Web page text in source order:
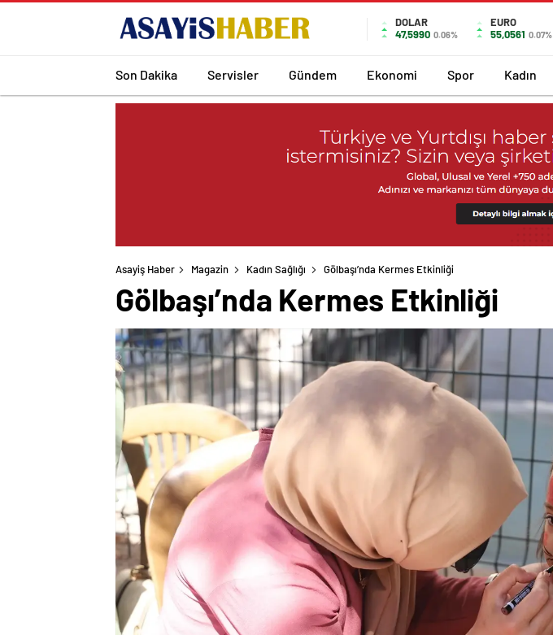
DOLAR
47,5990 0.06%
EURO
55,0561 0.07%
Son Dakika Servisler Gündem Ekonomi Spor Kadın
Asayiş Haber Magazin Kadın Sağlığı Gölbaşı’nda Kermes Etkinliği
Gölbaşı’nda Kermes Etkinliği